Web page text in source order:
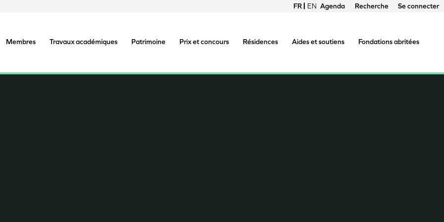
FRANÇAIS
ENGLISH
du
compte
Agenda Recherche Se connecter
Membres Travaux académiques Patrimoine Prix et concours Résidences Aides et soutiens Fondations abritées